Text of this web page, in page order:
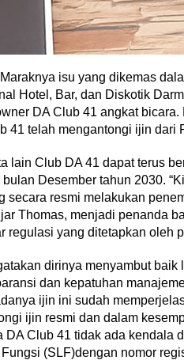
isu yang dikemas
Hotel, Bar, dan Diskotik
DA Club 41 angkat
41 telah mengantongi ijin dari
lain Club DA 41 dapat terus
Desember tahun 2030.
secara resmi melakukan
Thomas, menjadi penanda
regulasi yang ditetapkan oleh
dirinya menyambut
dan kepatuhan
ijin ini sudah
ijin resmi dan dalam
DA Club 41 tidak ada kendala
(SLF)dengan nomor